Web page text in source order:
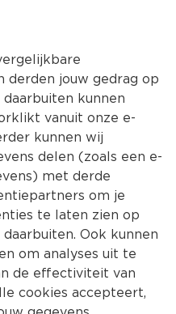
Kies jouw
Producten
derden jouw gedrag op
kunnen
vanuit onze e-
kunnen wij
delen (zoals een e-
met derde
om je
te laten zien op
Ook kunnen
om analyses uit te
de effectiviteit van
cookies accepteert,